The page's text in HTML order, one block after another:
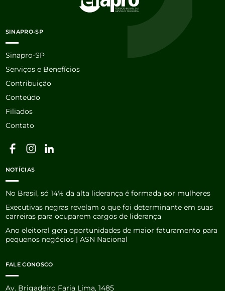
SINAPRO-SP
Sinapro-SP
Serviços e Benefícios
Contribuição
Conteúdo
Filiados
Contato
NOTÍCIAS
No Brasil, só 14% da alta liderança é formada por mulheres
Executivas negras revelam o que foi determinante em suas
carreiras para ocuparem cargos de liderança
Ano eleitoral gera oportunidades de maior faturamento para
pequenos negócios | ASN Nacional
FALE CONOSCO
Av. Brigadeiro Faria Lima, 1485